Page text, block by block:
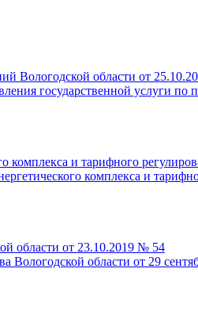
Вологодской области от
государственной услуги
комплекса и тарифного
комплекса и
области от 23.10.2019 № 54
Вологодской области от 29